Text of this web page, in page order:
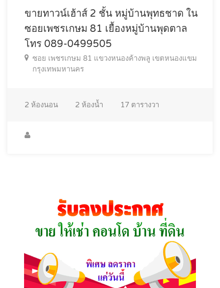
ขายทาวน์เฮ้าส์ 2 ชั้น หมู่บ้านพุทธชาด ใน
ซอยเพชรเกษม 81 เยื้องหมู่บ้านพุดตาล
โทร 089-0499505
ซอย เพชรเกษม 81 แขวงหนองค้างพลู เขตหนองแขม
กรุงเทพมหานคร
2 ห้องนอน 2 ห้องน้ำ 17 ตารางวา